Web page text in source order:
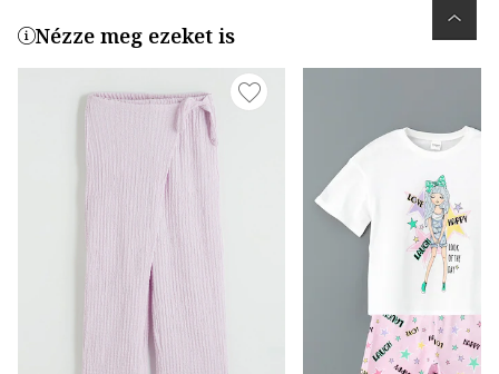
Nézze meg ezeket is